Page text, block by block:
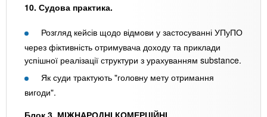
10. Судова практика.
Розгляд кейсів щодо відмови у застосуванні УПуПО
через фіктивність отримувача доходу та приклади
успішної реалізації структури з урахуванням substance.
Як суди трактують "головну мету отримання
вигоди".